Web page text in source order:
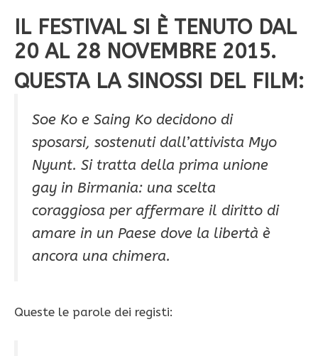
IL FESTIVAL SI È TENUTO DAL
20 AL 28 NOVEMBRE 2015.
QUESTA LA SINOSSI DEL FILM:
Soe Ko e Saing Ko decidono di
sposarsi, sostenuti dall’attivista Myo
Nyunt. Si tratta della prima unione
gay in Birmania: una scelta
coraggiosa per affermare il diritto di
amare in un Paese dove la libertà è
ancora una chimera.
Queste le parole dei registi: